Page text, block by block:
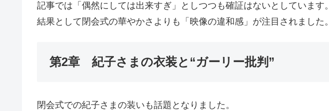
記事では「偶然にしては出来すぎ」としつつも確証はないとしています。
結果として閉会式の華やかさよりも「映像の違和感」が注目されました。
第2章 紀子さまの衣装と“ガーリー批判”
閉会式での紀子さまの装いも話題となりました。